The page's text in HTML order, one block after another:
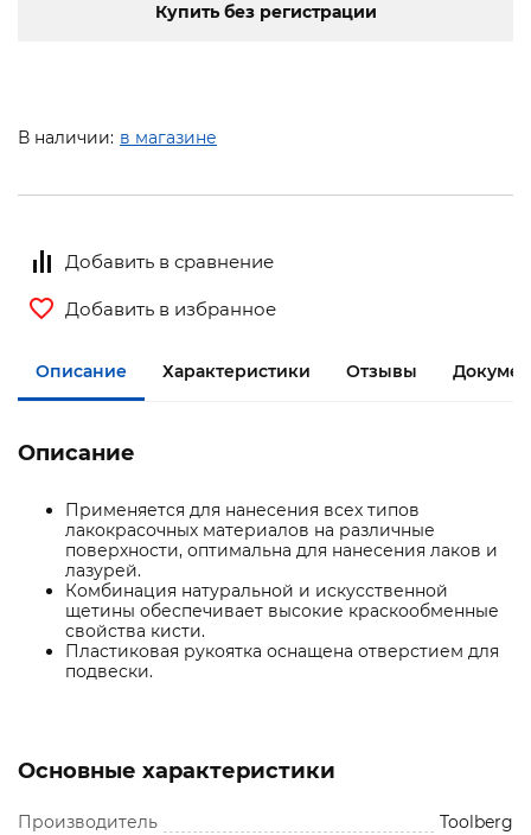
Купить без регистрации
В наличии: в магазине
Добавить в сравнение
Добавить в избранное
Описание Характеристики Отзывы
Описание
Применяется для нанесения всех типов
лакокрасочных материалов на различные
поверхности, оптимальна для нанесения лаков и
лазурей.
Комбинация натуральной и искусственной
щетины обеспечивает высокие краскообменные
свойства кисти.
Пластиковая рукоятка оснащена отверстием для
подвески.
Основные характеристики
Производитель
Toolberg